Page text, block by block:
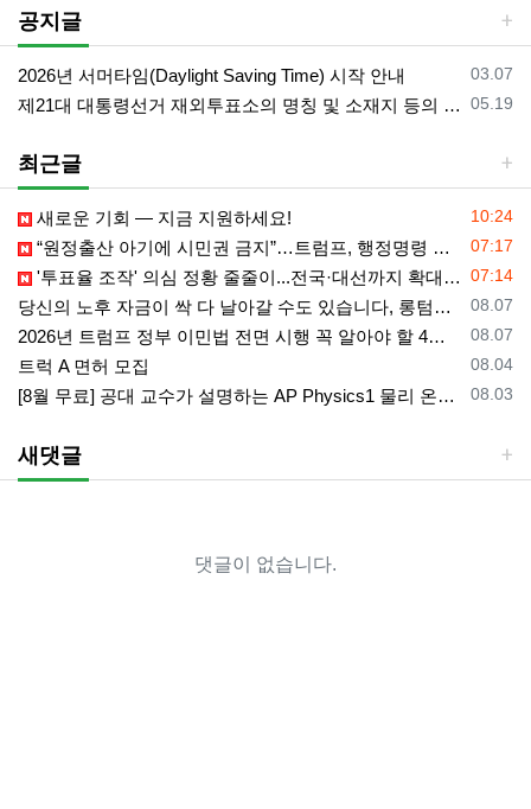
공지글
등록일
03.07
2026년 서머타임(Daylight Saving Time) 시작 안내
등록일
05.19
제21대 대통령선거 재외투표소의 명칭 및 소재지 등의 공고/올랜도 제외 투표소
최근글
등록일
10:24
새로운 기회 — 지금 지원하세요!
등록일
07:17
“원정출산 아기에 시민권 금지”…트럼프, 행정명령 서명
등록일
07:14
'투표율 조작' 의심 정황 줄줄이...전국·대선까지 확대되나
등록일
08.07
당신의 노후 자금이 싹 다 날아갈 수도 있습니다, 롱텀케어 준비 하기
등록일
08.07
2026년 트럼프 정부 이민법 전면 시행 꼭 알아야 할 4가지!!
등록일
08.04
트럭 A 면허 모집
등록일
08.03
[8월 무료] 공대 교수가 설명하는 AP Physics1 물리 온라인 강의
새댓글
댓글이 없습니다.